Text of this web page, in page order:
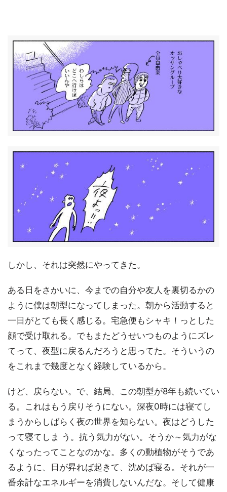
しかし、それは突然にやってきた。
ある日をさかいに、今までの自分や友人を裏切るかの
ように僕は朝型になってしまった。朝から活動すると
一日がとても長く感じる。宅急便もシャキ！っとした
顔で受け取れる。でもまたどうせいつものようにズレ
てって、夜型に戻るんだろうと思ってた。そういうの
をこれまで幾度となく経験しているから。
けど、戻らない。で、結局、この朝型が8年も続いてい
る。これはもう戻りそうにない。深夜0時には寝てし
まうからしばらく夜の世界を知らない。夜はどうした
って寝てしま う。抗う気力がない。そうか～気力がな
くなったってことなのかな。多くの動植物がそうであ
るように、日が昇れば起きて、沈めば寝る。それが一
番余計なエネルギーを消費しないんだな。そして健康